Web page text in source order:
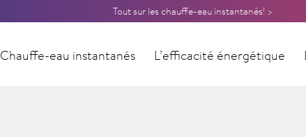
Tout sur les chauffe-eau instantanés! >
Chauffe-eau instantanés L’efficacité énergétique